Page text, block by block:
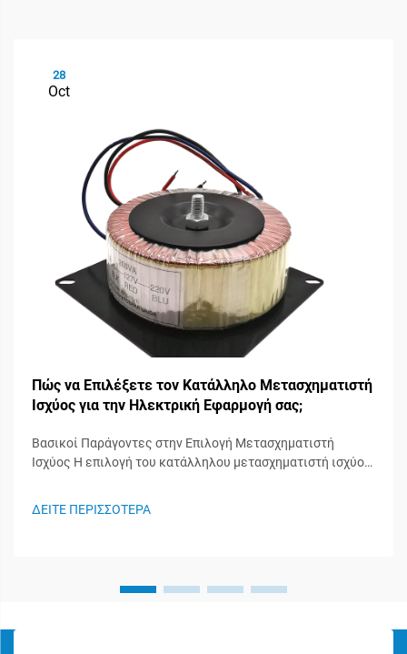
28
Oct
Πώς να Επιλέξετε τον Κατάλληλο Μετασχηματιστή
Ισχύος για την Ηλεκτρική Εφαρμογή σας;
Βασικοί Παράγοντες στην Επιλογή Μετασχηματιστή
Ισχύος Η επιλογή του κατάλληλου μετασχηματιστή ισχύος
ΔΕΙΤΕ ΠΕΡΙΣΣΟΤΕΡΑ